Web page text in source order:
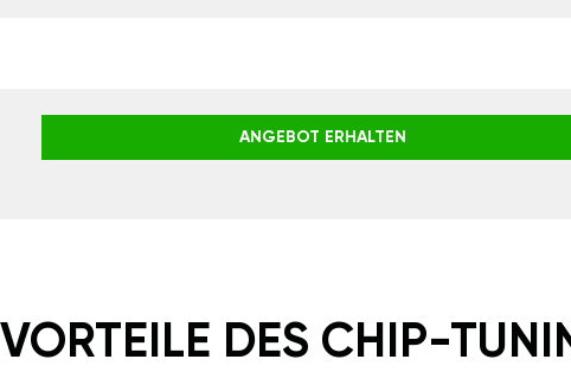
ANGEBOT ERHALTEN
VORTEILE DES CHIP-